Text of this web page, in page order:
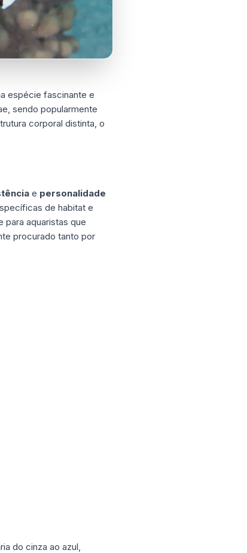
espécie fascinante e
sendo popularmente
corporal distinta, o
e personalidade
de habitat e
para aquaristas que
procurado tanto por
do cinza ao azul,